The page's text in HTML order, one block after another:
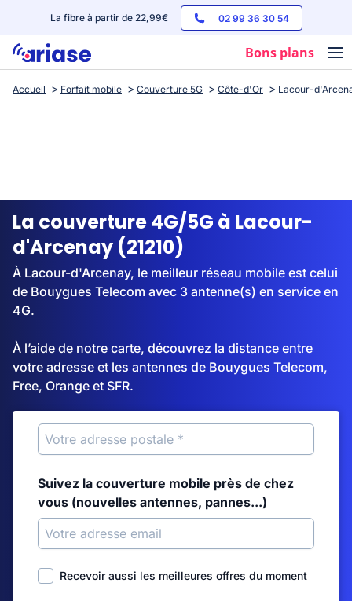
La fibre à partir de 22,99€ 02 99 36 30 54
Bons plans
Box internet
Streaming
Accueil Forfait mobile Couverture 5G Côte-d'Or Lacour-
La couverture 4G/5G à Lacour-
d'Arcenay (21210)
À Lacour-d'Arcenay, le meilleur réseau mobile est celui
de Bouygues Telecom avec 3 antenne(s) en service en
4G.
À l’aide de notre carte, découvrez la distance entre
votre adresse et les antennes de Bouygues Telecom,
Free, Orange et SFR.
Suivez la couverture mobile près de chez
vous (nouvelles antennes, pannes...)
Recevoir aussi les meilleures offres du moment